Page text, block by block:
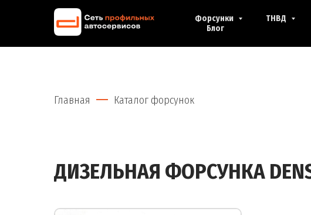
Форсунки ТНВД
Блог
Каталог форсунок
Главная
ДИЗЕЛЬНАЯ ФОРСУНКА